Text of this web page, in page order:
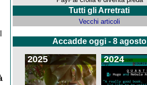
Tutti gli Arretrati
Vecchi articoli
Accadde oggi - 8 agosto
2025 2024